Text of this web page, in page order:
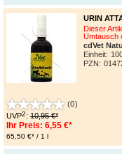
URIN
Dieser
Umtausch
cdVet
Einheit:
PZN:
(0)
UVP2: 10,95 €*
Ihr Preis: 6,55 €*
65,50 €* / 1 l